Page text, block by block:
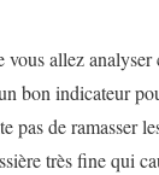
allez analyser
bon indicateur
pas de ramasser
très fine qui